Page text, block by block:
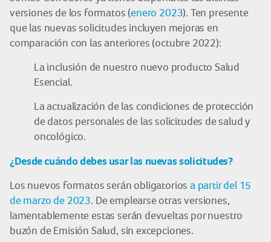
versiones de los formatos (enero 2023). Ten presente
que las nuevas solicitudes incluyen mejoras en
comparación con las anteriores (octubre 2022):
La inclusión de nuestro nuevo producto Salud
Esencial.
La actualización de las condiciones de protección
de datos personales de las solicitudes de salud y
oncológico.
¿Desde cuándo debes usar las nuevas solicitudes?
Los nuevos formatos serán obligatorios a partir del 15
de marzo de 2023. De emplearse otras versiones,
lamentablemente estas serán devueltas por nuestro
buzón de Emisión Salud, sin excepciones.